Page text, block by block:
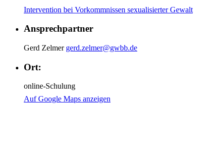
Intervention bei Vorkommnissen sexualisierter Gewalt
Ansprechpartner
Gerd Zelmer gerd.zelmer@gwbb.de
Ort:
online-Schulung
Auf Google Maps anzeigen